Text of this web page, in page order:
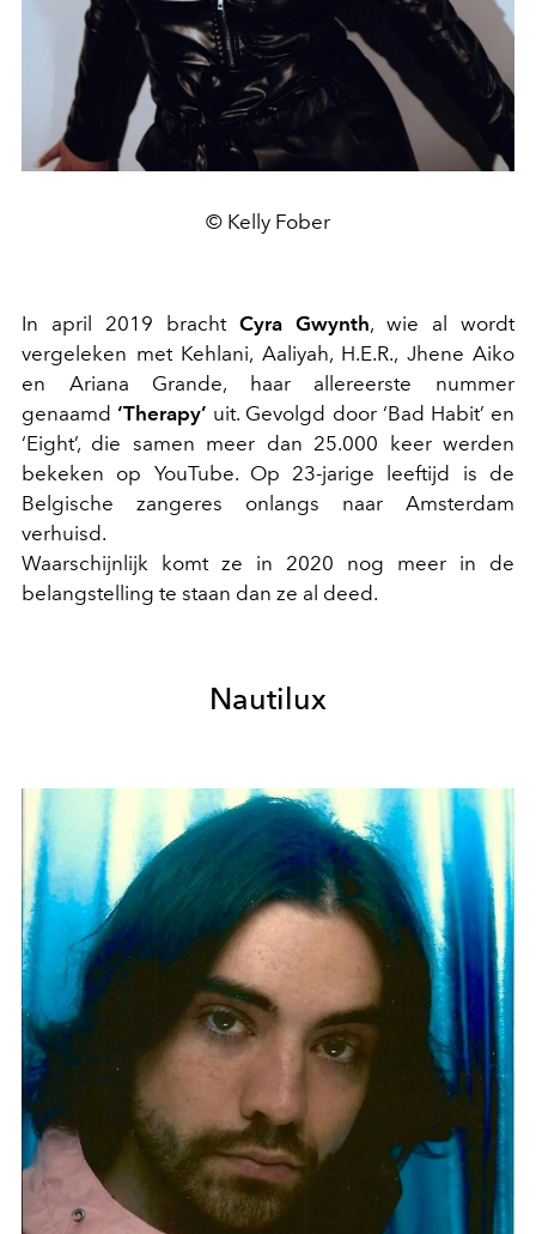
© Kelly Fober
In april 2019 bracht Cyra Gwynth, wie al wordt
vergeleken met Kehlani, Aaliyah, H.E.R., Jhene Aiko
en Ariana Grande, haar allereerste nummer
genaamd‘Therapy’ uit. Gevolgd door ‘Bad Habit’ en
‘Eight’, die samen meer dan 25.000 keer werden
bekeken op YouTube. Op 23-jarige leeftijd is de
Belgische zangeres onlangs naar Amsterdam
verhuisd.
Waarschijnlijk komt ze in 2020 nog meer in de
belangstelling te staan dan ze al deed.
Nautilux